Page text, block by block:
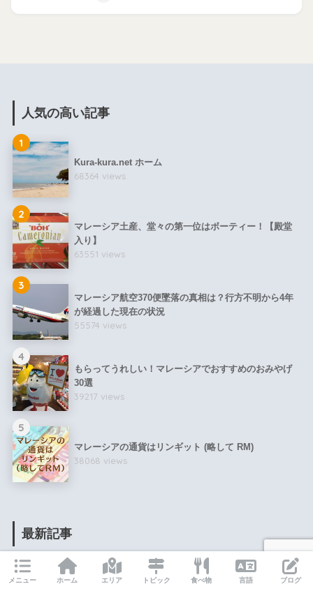
人気の高い記事
1
Kura-kura.net ホーム
68364 views
2
マレーシア土産、堂々の第一位はボーティー！【殿堂
入り】
63551 views
3
マレーシア航空370便墜落の真相は？行方不明から4年
が経過した現在の状況
55574 views
4
もらってうれしい！マレーシアでおすすめのおみやげ
30選
39217 views
5
マレーシアの通貨はリンギット (略して RM)
38068 views
最新記事
【外国人も利用可能なチケットあり】Rapid KL路線で
メニュー ホーム エリア トピック 食べ物 言語 ブログ